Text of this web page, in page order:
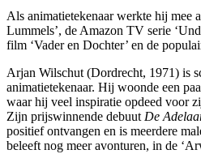
Als animatietekenaar werkte hij mee
Lummels’, de Amazon TV serie
film ‘Vader en Dochter’ en de
Arjan Wilschut (Dordrecht, 1971) is
animatietekenaar. Hij woonde een
waar hij veel inspiratie opdeed voor
Zijn prijswinnende debuut De
positief ontvangen en is meerdere
beleeft nog meer avonturen, in de